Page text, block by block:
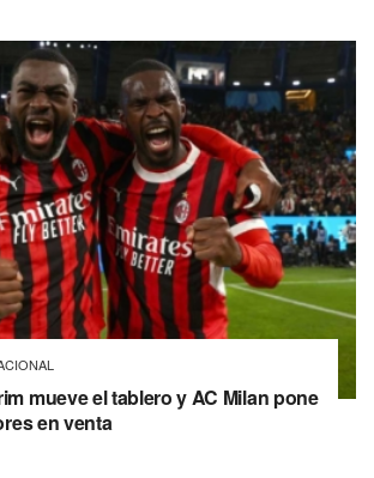
mueve el tablero y AC Milan pone
en venta